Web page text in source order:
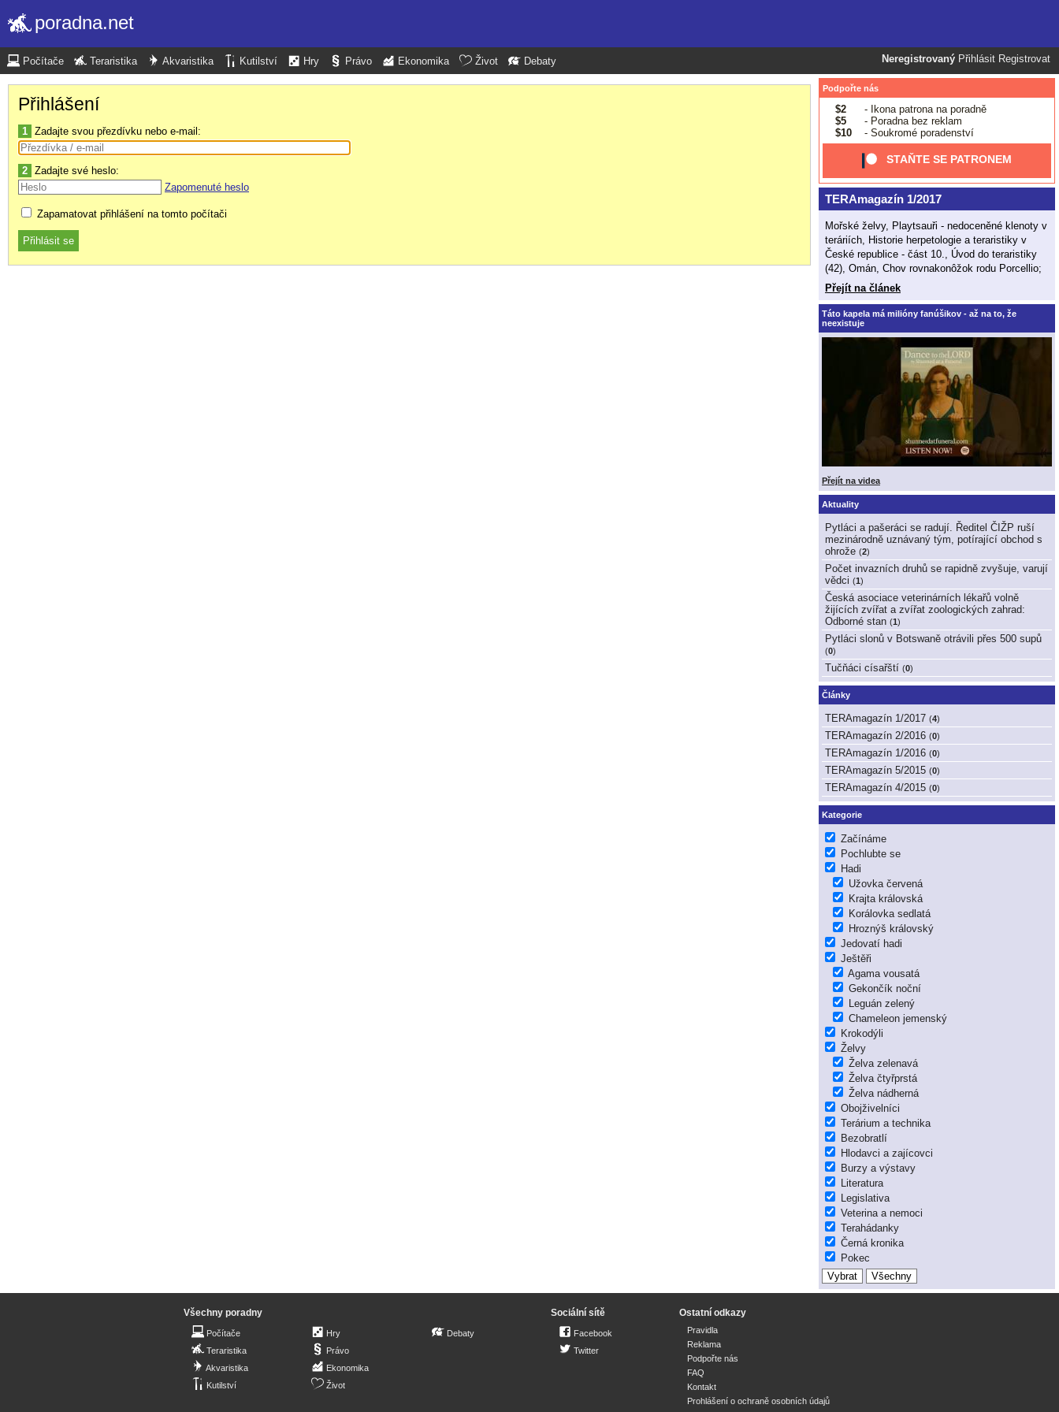
poradna.net
Neregistrovaný Přihlásit Registrovat
Počítače Teraristika Akvaristika Kutilství Hry Právo Ekonomika Život Debaty
Přihlášení
1 Zadajte svou přezdívku nebo e-mail:
2 Zadajte své heslo:
Zapomenuté heslo
Zapamatovat přihlášení na tomto počítači
Podpořte nás
$2
- Ikona patrona na poradně
$5
- Poradna bez reklam
$10
- Soukromé poradenství
STAŇTE SE PATRONEM
TERAmagazín 1/2017
Mořské želvy, Playtsauři - nedoceněné klenoty v
teráriích, Historie herpetologie a teraristiky v
České republice - část 10., Úvod do teraristiky
(42), Omán, Chov rovnakonôžok rodu Porcellio;
Přejít na článek
Táto kapela má milióny fanúšikov - až na to, že
neexistuje
Přejít na videa
Aktuality
Pytláci a pašeráci se radují. Ředitel ČIŽP ruší
mezinárodně uznávaný tým, potírající obchod s
ohrože (2)
Počet invazních druhů se rapidně zvyšuje, varují
vědci (1)
Česká asociace veterinárních lékařů volně
žijících zvířat a zvířat zoologických zahrad:
Odborné stan (1)
Pytláci slonů v Botswaně otrávili přes 500 supů
(0)
Tučňáci císařští (0)
Články
TERAmagazín 1/2017 (4)
TERAmagazín 2/2016 (0)
TERAmagazín 1/2016 (0)
TERAmagazín 5/2015 (0)
TERAmagazín 4/2015 (0)
Kategorie
Začínáme
Pochlubte se
Hadi
Užovka červená
Krajta královská
Korálovka sedlatá
Hroznýš královský
Jedovatí hadi
Ještěři
Agama vousatá
Gekončík noční
Leguán zelený
Chameleon jemenský
Krokodýli
Želvy
Želva zelenavá
Želva čtyřprstá
Želva nádherná
Obojživelníci
Terárium a technika
Bezobratlí
Hlodavci a zajícovci
Burzy a výstavy
Literatura
Legislativa
Veterina a nemoci
Terahádanky
Černá kronika
Pokec
Všechny poradny
Počítače
Teraristika
Akvaristika
Kutilství
Hry
Právo
Ekonomika
Život
Debaty
Sociální sítě
Facebook
Twitter
Ostatní odkazy
Pravidla
Reklama
Podpořte nás
FAQ
Kontakt
Prohlášení o ochraně osobních údajů